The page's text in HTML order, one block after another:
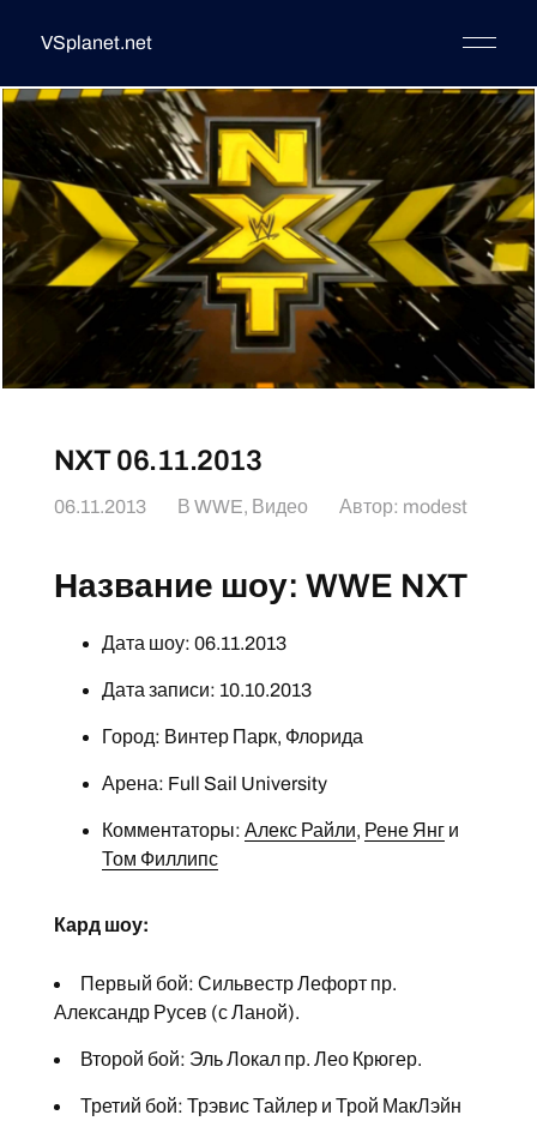
VSplanet.net
NXT 06.11.2013
06.11.2013 В WWE, Видео Автор: modest
Название шоу: WWE NXT
Дата шоу: 06.11.2013
Дата записи: 10.10.2013
Город: Винтер Парк, Флорида
Арена: Full Sail University
Комментаторы: Алекс Райли, Рене Янги
Том Филлипс
Кард шоу:
Первый бой: Сильвестр Лефорт пр.
Александр Русев (с Ланой).
Второй бой: Эль Локал пр. Лео Крюгер.
Третий бой: Трэвис Тайлер и Трой МакЛэйн